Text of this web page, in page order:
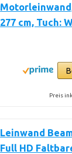
277 cm, Tuch:
Preis
Leinwand
Full HD